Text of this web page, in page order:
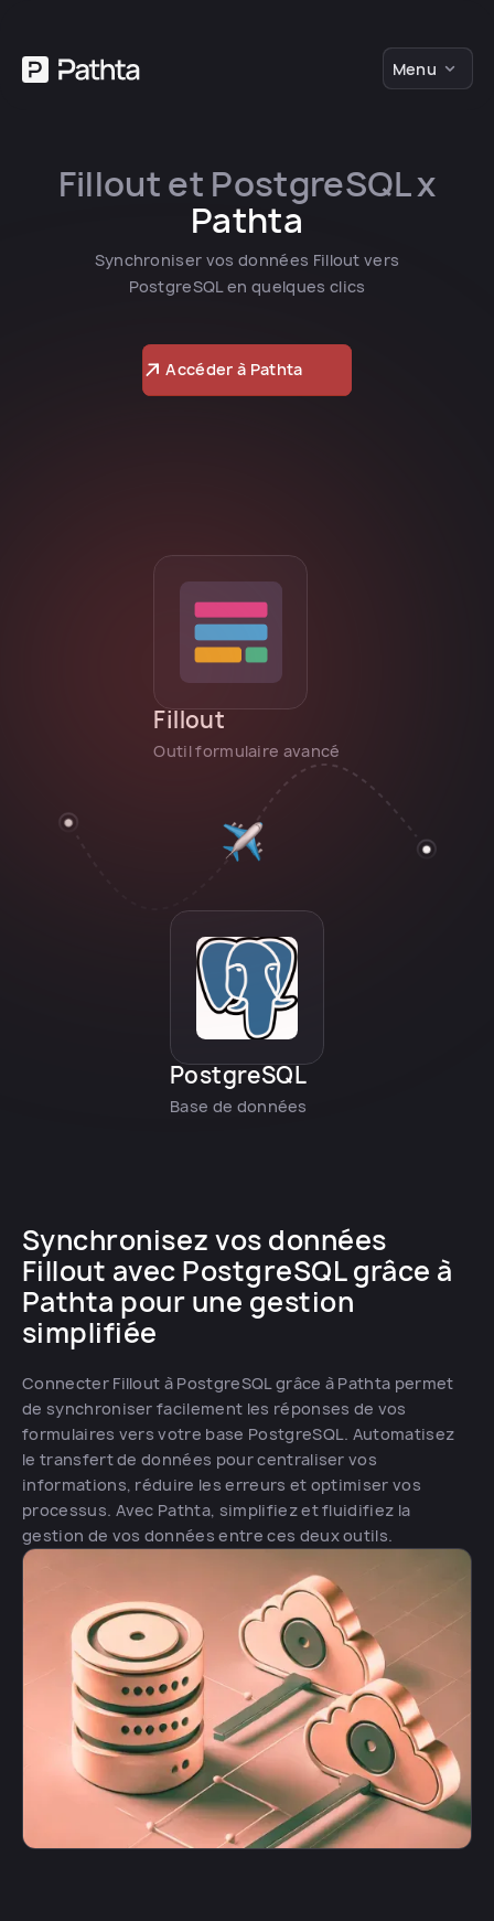
Menu
Fillout et PostgreSQL x
Pathta
Synchroniser vos données Fillout vers
PostgreSQL en quelques clics
Accéder à Pathta
Fillout
Outil formulaire avancé
PostgreSQL
Base de données
Synchronisez vos données
Fillout avec PostgreSQL grâce à
Pathta pour une gestion
simplifiée
Connecter Fillout à PostgreSQL grâce à Pathta permet
de synchroniser facilement les réponses de vos
formulaires vers votre base PostgreSQL. Automatisez
le transfert de données pour centraliser vos
informations, réduire les erreurs et optimiser vos
processus. Avec Pathta, simplifiez et fluidifiez la
gestion de vos données entre ces deux outils.